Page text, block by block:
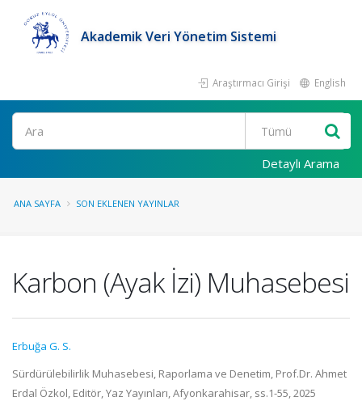
Akademik Veri Yönetim Sistemi
Araştırmacı Girişi English
Ara
Detaylı Arama
ANA SAYFA SON EKLENEN YAYINLAR
Karbon (Ayak İzi) Muhasebesi
Erbuğa G. S.
Sürdürülebilirlik Muhasebesi, Raporlama ve Denetim, Prof.Dr. Ahmet
Erdal Özkol, Editör, Yaz Yayınları, Afyonkarahisar, ss.1-55, 2025